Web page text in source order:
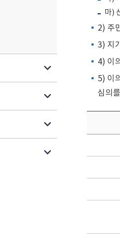
마)
2) 주
3) 지
4) 이
5) 이
심의